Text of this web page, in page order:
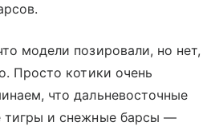
модели позировали, но нет,
Просто котики очень
что дальневосточные
тигры и снежные барсы —